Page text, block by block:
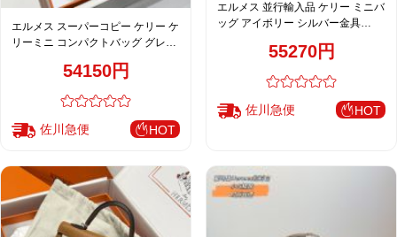
エルメス スーパーコピー ケリー ケ
リーミニ コンパクトバッグ グレー
54150円
佐川急便 HOT
エルメス 並行輸入品 ケリー ミニバ
ッグ アイボリー シルバー金具
55270円
佐川急便 HOT